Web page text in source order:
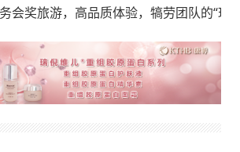
会奖旅游，高品质体验，犒劳团队的“玩”